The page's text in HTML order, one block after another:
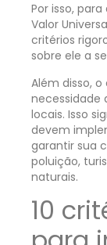
Por isso,
Valor
critérios
sobre ele a
Além disso,
necessidade
locais. Isso
devem
garantir sua
poluição,
naturais.
10